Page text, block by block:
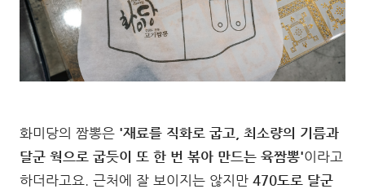
화미당의 짬뽕은 '재료를 직화로 굽고, 최소량의 기름과
달군 웍으로 굽듯이 또 한 번 볶아 만드는 육짬뽕'이라고
하더라고요. 근처에 잘 보이지는 않지만 470도로 달군